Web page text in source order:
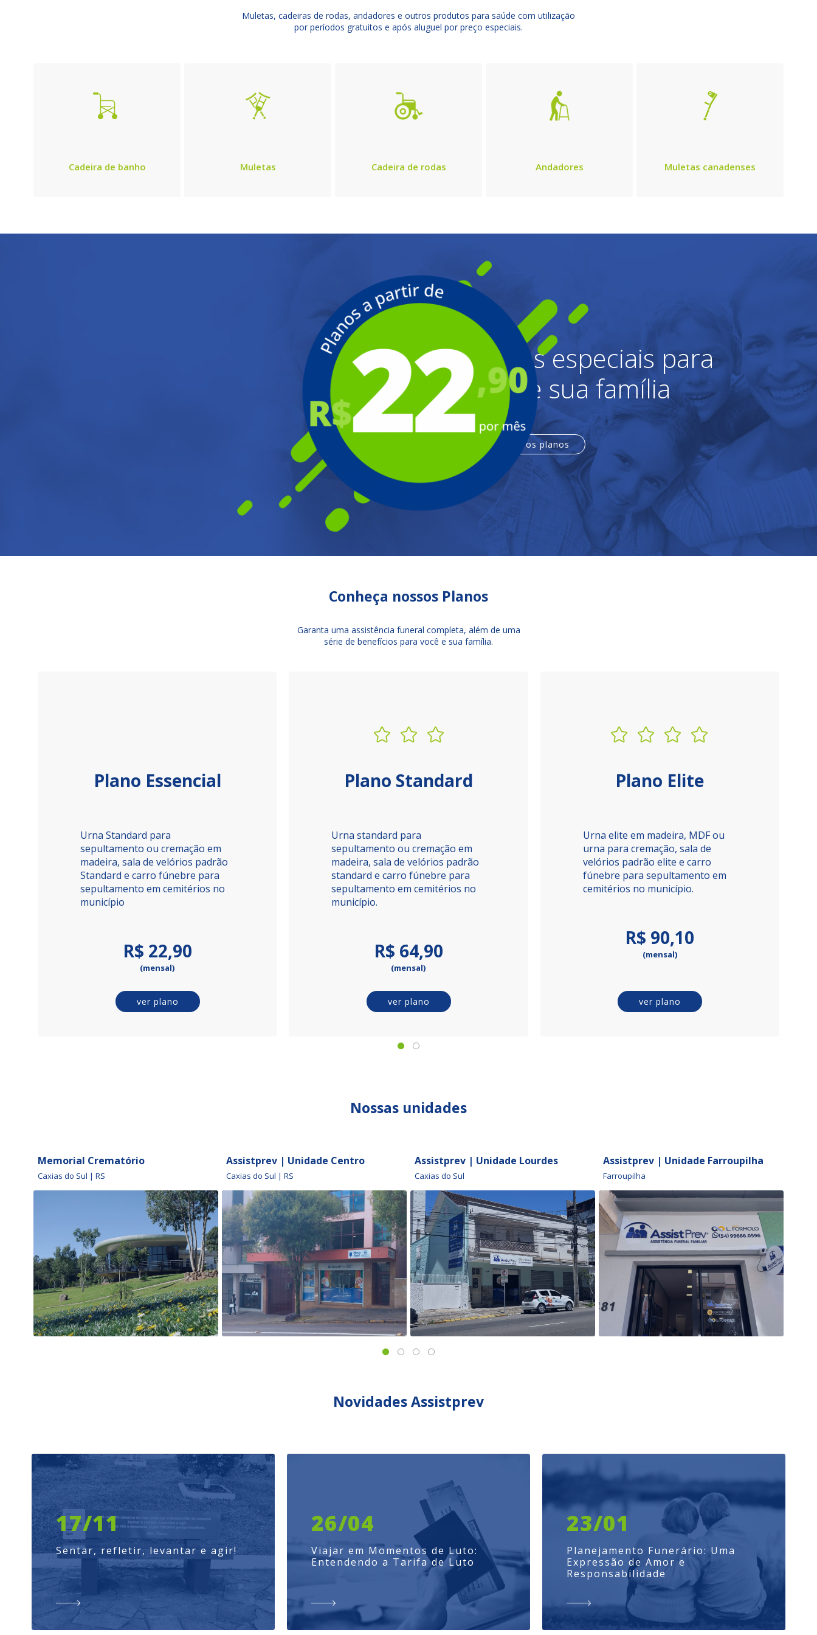
Muletas, cadeiras de rodas, andadores e outros produtos para saúde com utilização
por períodos gratuitos e após aluguel por preço especiais.
Cadeira de banho Muletas Cadeira de rodas Andadores Muletas canadenses
Planos especiais para
você e sua família
conheça os planos
Conheça nossos Planos
Garanta uma assistência funeral completa, além de uma
série de benefícios para você e sua família.
Plano Essencial
Urna Standard para
sepultamento ou cremação em
madeira, sala de velórios padrão
Standard e carro fúnebre para
sepultamento em cemitérios no
município
R$ 22,90
(mensal)
ver plano
Plano Standard
Urna standard para
sepultamento ou cremação em
madeira, sala de velórios padrão
standard e carro fúnebre para
sepultamento em cemitérios no
município.
R$ 64,90
(mensal)
ver plano
Plano Elite
Urna elite em madeira, MDF ou
urna para cremação, sala de
velórios padrão elite e carro
fúnebre para sepultamento em
cemitérios no município.
R$ 90,10
(mensal)
ver plano
Nossas unidades
Memorial Crematório
Caxias do Sul | RS
Assistprev | Unidade Centro
Caxias do Sul | RS
Assistprev | Unidade Lourdes
Caxias do Sul
Assistprev | Unidade Farroupilha
Farroupilha
Novidades Assistprev
17/11
Sentar, refletir, levantar e agir!
26/04
Viajar em Momentos de Luto:
Entendendo a Tarifa de Luto
23/01
Planejamento Funerário: Uma
Expressão de Amor e
Responsabilidade